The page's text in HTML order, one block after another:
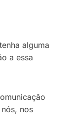
alguma
a essa
nos